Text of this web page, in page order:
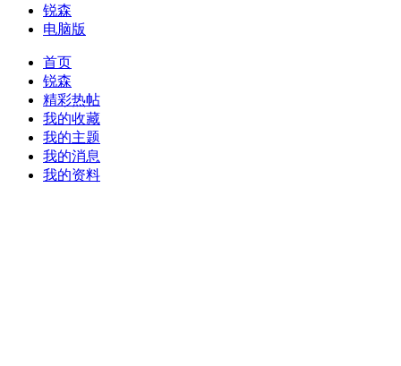
锐森
电脑版
首页
锐森
精彩热帖
我的收藏
我的主题
我的消息
我的资料